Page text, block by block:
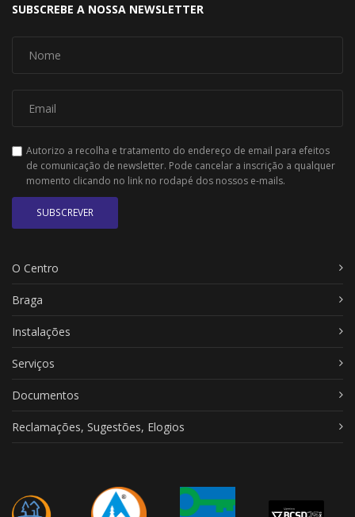
SUBSCREBE A NOSSA NEWSLETTER
Autorizo a recolha e tratamento do endereço de email para efeitos
de comunicação de newsletter. Pode cancelar a inscrição a qualquer
momento clicando no link no rodapé dos nossos e-mails.
SUBSCREVER
O Centro
Braga
Instalações
Serviços
Documentos
Reclamações, Sugestões, Elogios